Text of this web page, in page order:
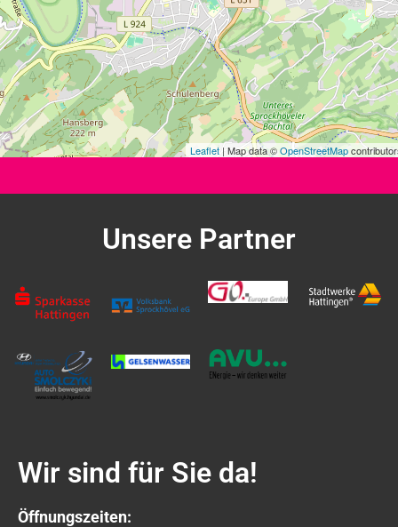
Leaflet | Map data ©OpenStreetMap
Unsere Partner
Wir sind für Sie da!
Öffnungszeiten: